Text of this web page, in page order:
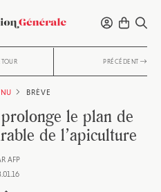
PRÉCÉDENT
BRÈVE
le plan de
de l’apiculture
AFP